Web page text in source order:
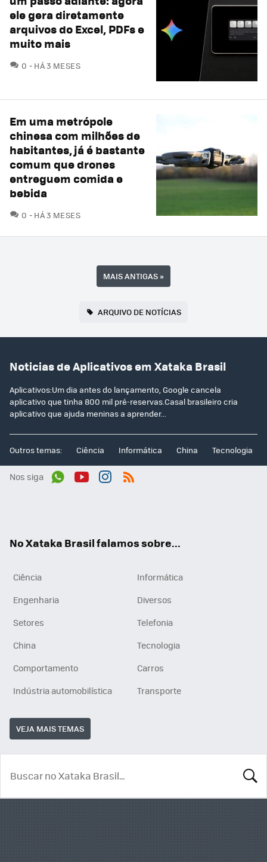
ele gera diretamente
arquivos do Excel, PDFs e
muito mais
0 COMENTÁRIOS
HÁ 3 MESES
Em uma metrópole
chinesa com milhões de
habitantes, já é bastante
comum que drones
entreguem comida e
bebida
0 COMENTÁRIOS
HÁ 3 MESES
MAIS ANTIGAS»
ARQUIVO DE NOTÍCIAS
Noticias de Aplicativos em Xataka Brasil
Aplicativos:Um dia antes do lançamento, Google cancela
aplicativo que tinha 800 mil pré-reservas.Casal brasileiro cria
aplicativo que ajuda meninas a aprender...
Outros temas: Ciência Informática China Tecnologia
Nos siga
No Xataka Brasil falamos sobre...
Ciência
Informática
Engenharia
Diversos
Setores
Telefonia
China
Tecnologia
Comportamento
Carros
Indústria automobilística
Transporte
VEJA MAIS TEMAS